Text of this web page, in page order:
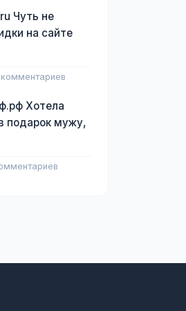
Чуть не
на сайте
Хотела
подарок мужу,